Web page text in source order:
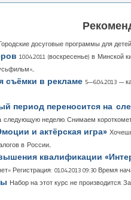
досуговые программы для
10.04.2011 (воскресенье) в
съёмки в рекламе 5—6.04.2013 —
период переносится на
следующую неделю. Снимаем
и актёрская игра»
в России...
квалификации
Регистрация: 01.04.2013 09:30 Время
Набор на этот курс не производится.